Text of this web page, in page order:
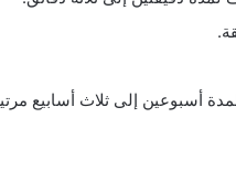
أسبوعين إلى ثلاث أسابيع